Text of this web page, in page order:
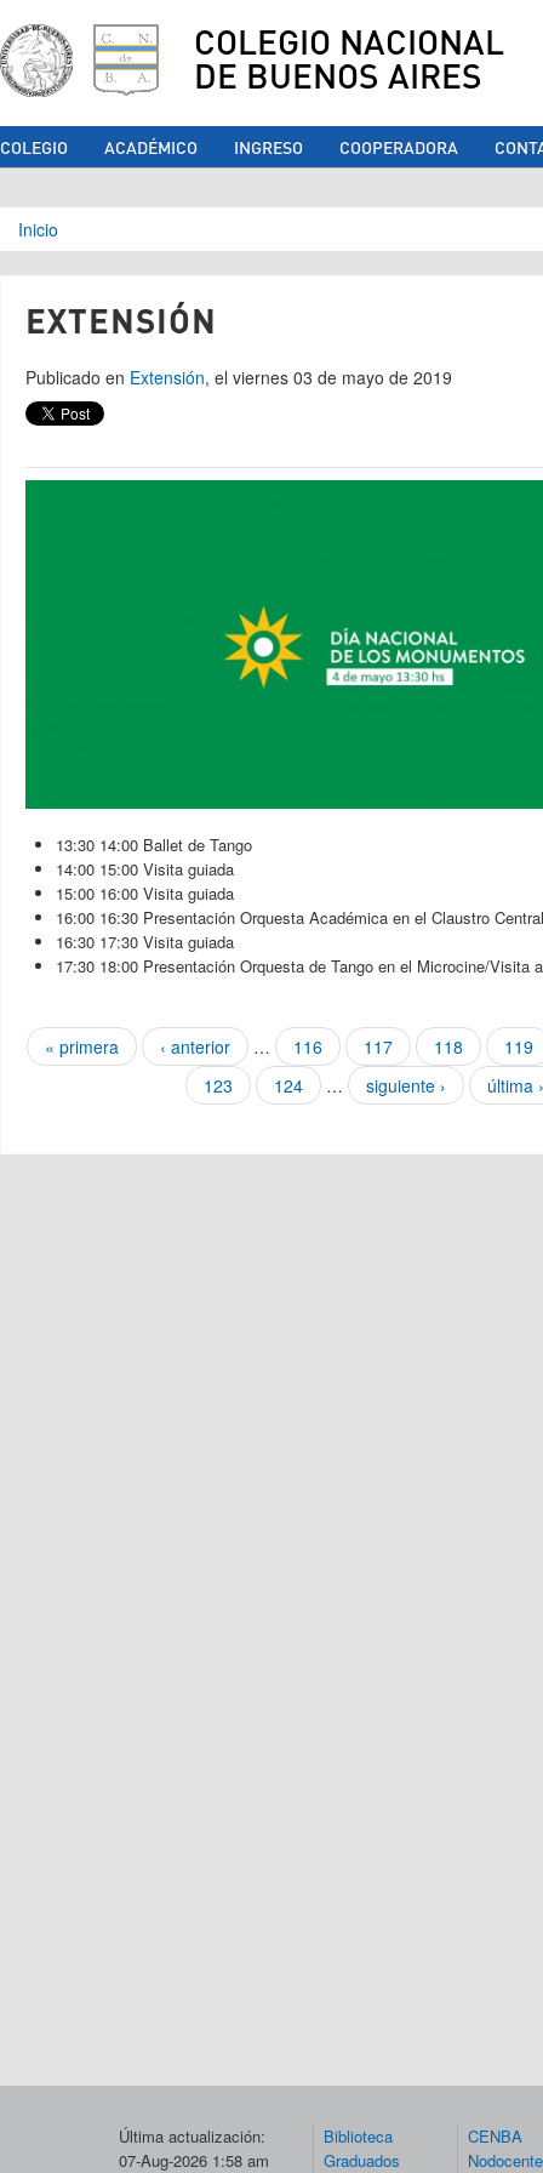
COLEGIO NACIONAL
DE BUENOS AIRES
COLEGIO ACADÉMICO INGRESO COOPERADORA
Se encuentra usted aquí
Inicio
EXTENSIÓN
Publicado en Extensión, el viernes 03 de mayo de 2019
13:30 14:00 Ballet de Tango
14:00 15:00 Visita guiada
15:00 16:00 Visita guiada
16:00 16:30 Presentación Orquesta Académica en el Claustro Central
16:30 17:30 Visita guiada
17:30 18:00 Presentación Orquesta de Tango en el Microcine/Visita
Páginas
« primera ‹ anterior … 116 117 118
119
123
124 … siguiente › última
Última actualización:
07-Aug-2026 1:58 am
Biblioteca
Graduados
CENBA